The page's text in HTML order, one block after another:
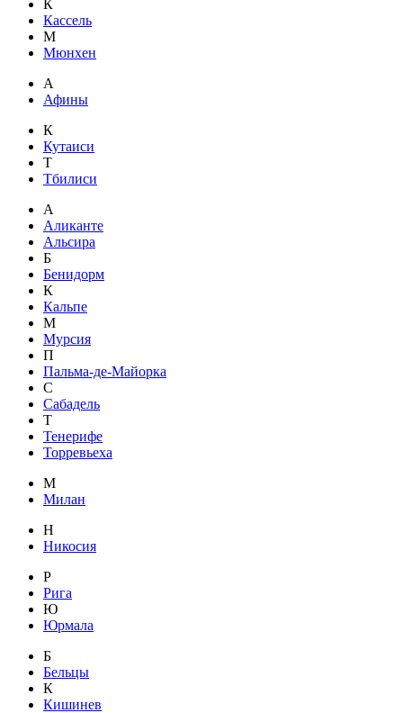
К
Кассель
М
Мюнхен
А
Афины
К
Кутаиси
Т
Тбилиси
А
Аликанте
Альсира
Б
Бенидорм
К
Кальпе
М
Мурсия
П
Пальма-де-Майорка
С
Сабадель
Т
Тенерифе
Торревьеха
М
Милан
Н
Никосия
Р
Рига
Ю
Юрмала
Б
Бельцы
К
Кишинев